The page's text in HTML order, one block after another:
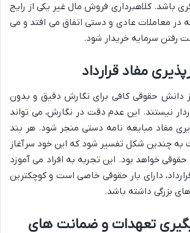
باشد. کلاهبرداری فروش مال غیر یکی از رایج
در معاملات عادی و دستی اتفاق می افتد و می
رفتن سرمایه خریدار شود.
مفاد قرارداد
از دانش حقوقی کافی برای نگارش دقیق و بدون
نیستند. این عدم دقت در نگارش، می تواند
مفاد مبایعه نامه دستی منجر شود. هر بند
به چندین شکل تفسیر شود که این خود سرآغاز
حقوقی خواهد بود. این تجربه به افراد می آموزد
دارای بار حقوقی خاصی است و کوچکترین
بزرگی داشته باشد.
تعهدات و ضمانت های